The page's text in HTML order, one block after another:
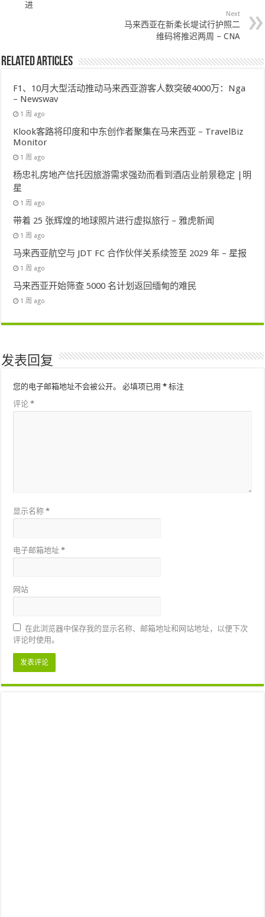
进
Next
马来西亚在新柔长堤试行护照二
维码将推迟两周 – CNA
Related Articles
F1、10月大型活动推动马来西亚游客人数突破4000万：Nga
– Newswav
1 周 ago
Klook客路将印度和中东创作者聚集在马来西亚 – TravelBiz
Monitor
1 周 ago
杨忠礼房地产信托因旅游需求强劲而看到酒店业前景稳定 |明
星
1 周 ago
带着 25 张辉煌的地球照片进行虚拟旅行 – 雅虎新闻
1 周 ago
马来西亚航空与 JDT FC 合作伙伴关系续签至 2029 年 – 星报
1 周 ago
马来西亚开始筛查 5000 名计划返回缅甸的难民
1 周 ago
发表回复
您的电子邮箱地址不会被公开。 必填项已用* 标注
评论*
显示名称*
电子邮箱地址*
网站
在此浏览器中保存我的显示名称、邮箱地址和网站地址，以便下次
评论时使用。